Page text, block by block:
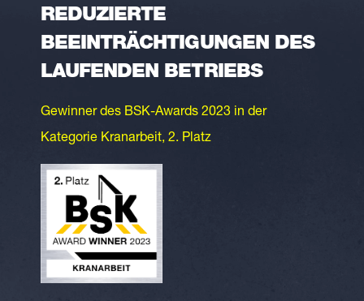
REDUZIERTE
BEEINTRÄCHTIGUNGEN DES
LAUFENDEN BETRIEBS
Gewinner des BSK-Awards 2023 in der
Kategorie Kranarbeit, 2. Platz